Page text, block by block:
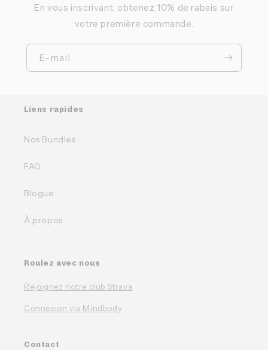
En vous inscrivant, obtenez 10% de rabais sur
votre première commande.
E-mail
Liens rapides
Nos Bundles
FAQ
Blogue
À propos
Roulez avec nous
Rejoignez notre club Strava
Connexion via Mindbody
Contact